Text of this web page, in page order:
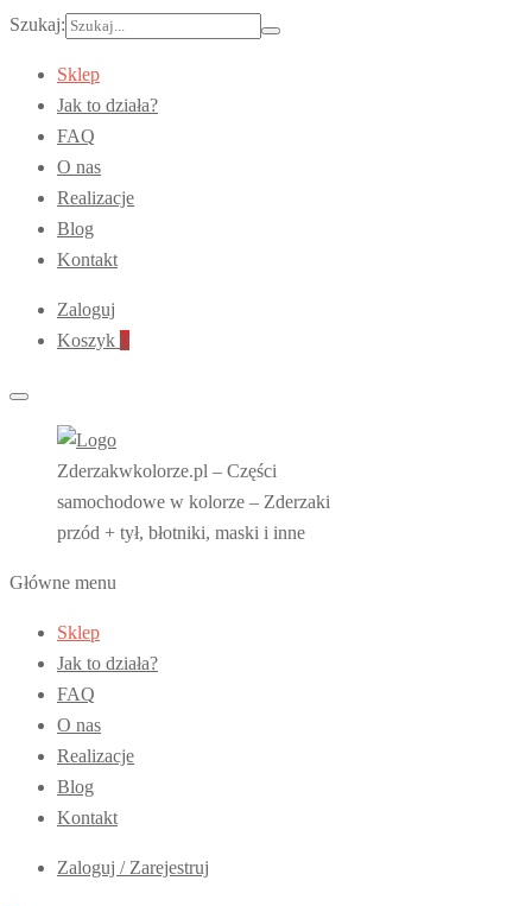
Szukaj:
Sklep
Jak to działa?
FAQ
O nas
Realizacje
Blog
Kontakt
Zaloguj
Koszyk 0
Zderzakwkolorze.pl – Części
samochodowe w kolorze – Zderzaki
przód + tył, błotniki, maski i inne
Główne menu
Sklep
Jak to działa?
FAQ
O nas
Realizacje
Blog
Kontakt
Zaloguj / Zarejestruj